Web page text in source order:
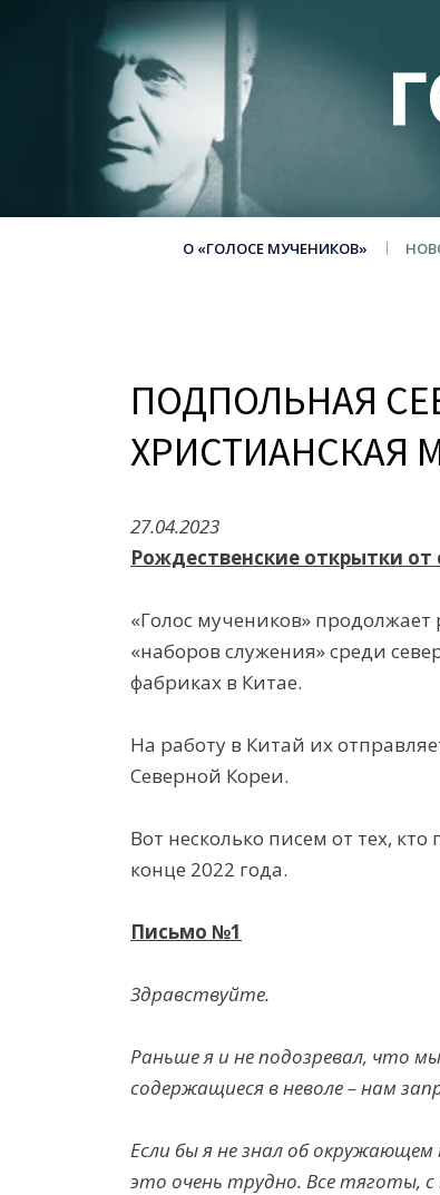
О «ГОЛОСЕ МУЧЕНИКОВ»
ПОДПОЛЬНАЯ
ХРИСТИАНСКАЯ
27.04.2023
Рождественские открытки от
«Голос мучеников»
«наборов служения» среди
фабриках в Китае.
На работу в Китай их
Северной Кореи.
Вот несколько писем от тех,
конце 2022 года.
Письмо №1
Здравствуйте.
Раньше я и не подозревал, что
содержащиеся в неволе – нам
Если бы я не знал об
это очень трудно. Все тяготы,